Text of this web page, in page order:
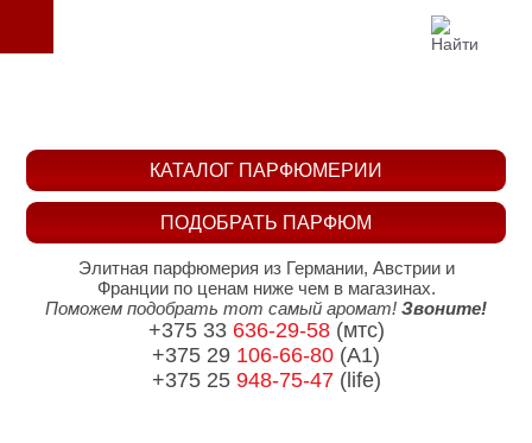
ПОДОБРАТЬ ПАРФЮМ
КАТАЛОГ ПАРФЮМЕРИИ
Элитная парфюмерия из Германии, Австрии и
Франции по ценам ниже чем в магазинах.
Поможем подобрать тот самый аромат! Звоните!
+375 33 636-29-58(мтс)
+375 29 106-66-80 (A1)
+375 25 948-75-47(life)